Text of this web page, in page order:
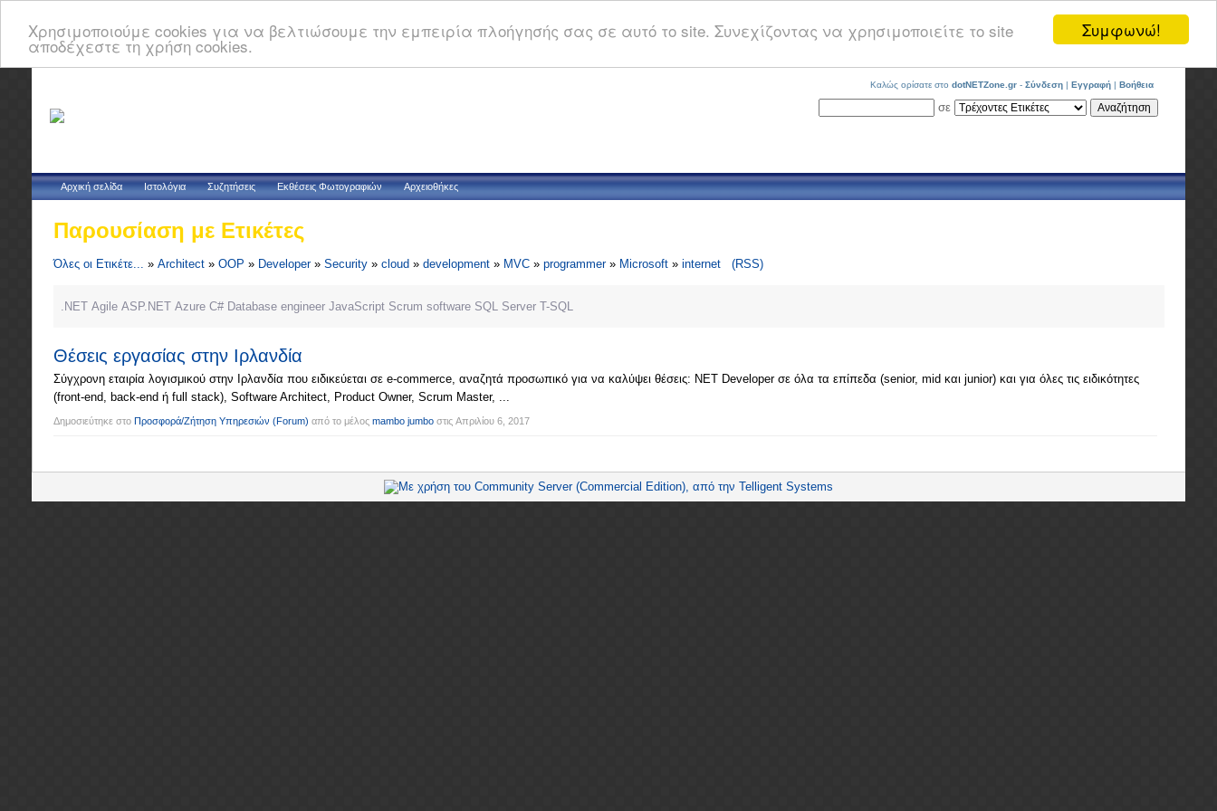
Συμφωνώ!
Χρησιμοποιούμε cookies για να βελτιώσουμε την εμπειρία πλοήγησής σας σε αυτό το site. Συνεχίζοντας να χρησιμοποιείτε το site
αποδέχεστε τη χρήση cookies.
Καλώς ορίσατε στο dotNETZone.gr - Σύνδεση | Εγγραφή | Βοήθεια
σε
Αρχική σελίδα Ιστολόγια Συζητήσεις Εκθέσεις Φωτογραφιών Αρχειοθήκες
Παρουσίαση με Ετικέτες
Όλες οι Ετικέτε... » Architect » OOP » Developer» Security » cloud » development » MVC » programmer» Microsoft » internet (RSS)
.NET Agile ASP.NET Azure C# Database engineer JavaScript Scrum software SQL Server T-SQL
Θέσεις εργασίας στην Ιρλανδία
Σύγχρονη εταιρία λογισμικού στην Ιρλανδία που ειδικεύεται σε e-commerce, αναζητά προσωπικό για να καλύψει θέσεις: ΝΕΤ Developer σε όλα τα επίπεδα (senior, mid και junior) και για όλες τις ειδικότητες
(front-end, back-end ή full stack), Software Architect, Product Owner, Scrum Master, ...
Δημοσιεύτηκε στο Προσφορά/Ζήτηση Υπηρεσιών (Forum) από το μέλος mambo jumbo στις Απριλίου 6, 2017